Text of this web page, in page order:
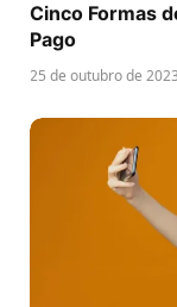
Cinco Formas
Pago
25 de outubro de 2023